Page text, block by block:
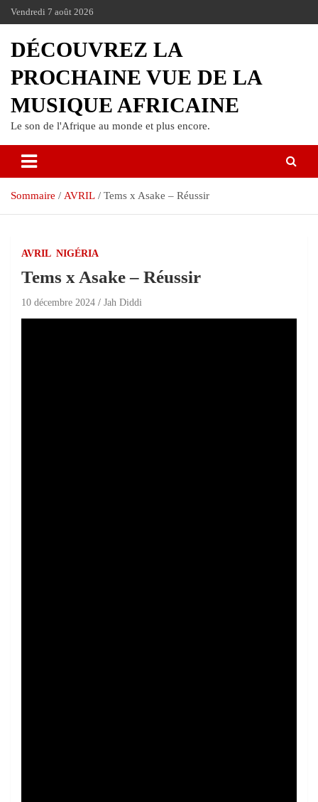
Vendredi 7 août 2026
DÉCOUVREZ LA
PROCHAINE VUE DE LA
MUSIQUE AFRICAINE
Le son de l'Afrique au monde et plus encore.
Sommaire AVRIL Tems x Asake – Réussir
AVRIL NIGÉRIA
Tems x Asake – Réussir
10 décembre 2024 Jah Diddi